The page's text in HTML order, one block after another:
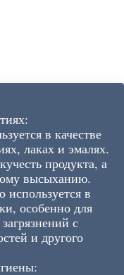
в качестве
лаках и эмалях.
продукта, а
высыханию.
в
особенно для
с
и другого